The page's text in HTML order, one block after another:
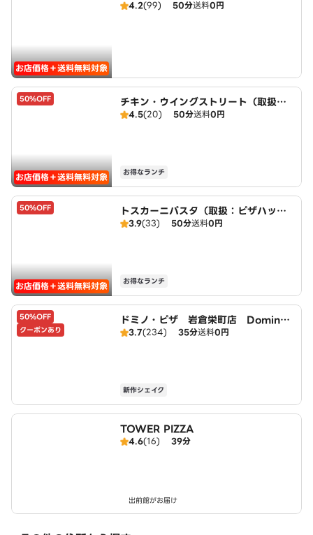
お店価格＋送料無料対象
ut4.2(99) 50分送料0円
50%OFF
お店価格＋送料無料対象
チキン・ウイングストリート（取扱：
ピザハット北名古屋徳重店）
4.5(20) 50分送料0円
お得なランチ
50%OFF
お店価格＋送料無料対象
トスカーニパスタ（取扱：ピザハット
北名古屋徳重店）
3.9(33) 50分送料0円
お得なランチ
50%OFF
クーポンあり
ドミノ・ピザ 岩倉栄町店 Domin
o's3.7(234) 35分送料0円
新作シェイク
TOWER PIZZA
4.6(16) 39分
出前館がお届け